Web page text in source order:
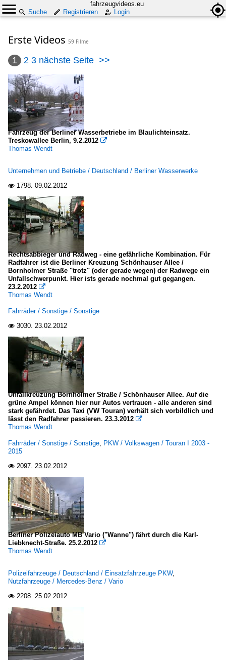
fahrzeugvideos.eu
Suche
Registrieren Login
Erste Videos 59 Filme
1 2 3 nächste Seite >>
Fahrzeug der Berliner Wasserbetriebe im Blaulichteinsatz.
Treskowallee Berlin, 9.2.2012 
Thomas Wendt
Unternehmen und Betriebe / Deutschland / Berliner Wasserwerke
 1798. 09.02.2012
Rechtsabbieger und Radweg - eine gefährliche Kombination. Für
Radfahrer ist die Berliner Kreuzung Schönhauser Allee /
Bornholmer Straße "trotz" (oder gerade wegen) der Radwege ein
Unfallschwerpunkt. Hier ists gerade nochmal gut gegangen.
23.2.2012 
Thomas Wendt
Fahrräder / Sonstige / Sonstige
 3030. 23.02.2012
Unfallkreuzung Bornholmer Straße / Schönhauser Allee. Auf die
grüne Ampel können hier nur Autos vertrauen - alle anderen sind
stark gefährdet. Das Taxi (VW Touran) verhält sich vorbildlich und
lässt den Radfahrer passieren. 23.3.2012 
Thomas Wendt
Fahrräder / Sonstige / Sonstige, PKW / Volkswagen / Touran I 2003 -
2015
 2097. 23.02.2012
Berliner Polizeiauto MB Vario ("Wanne") fährt durch die Karl-
Liebknecht-Straße. 25.2.2012 
Thomas Wendt
Polizeifahrzeuge / Deutschland / Einsatzfahrzeuge PKW,
Nutzfahrzeuge / Mercedes-Benz / Vario
 2208. 25.02.2012